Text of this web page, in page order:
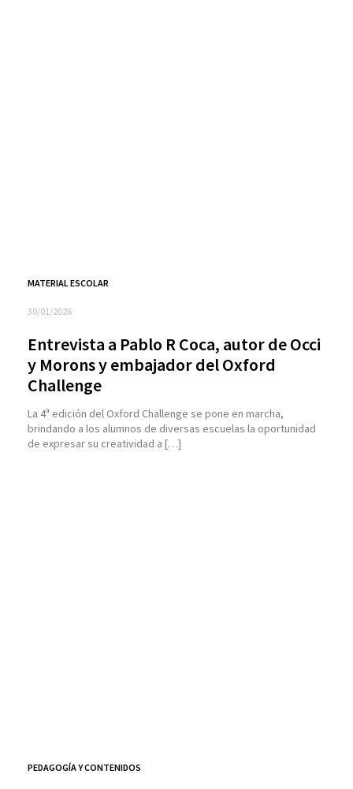
MATERIAL ESCOLAR
30/01/2026
Entrevista a Pablo R Coca, autor de Occi
y Morons y embajador del Oxford
Challenge
La 4ª edición del Oxford Challenge se pone en marcha,
brindando a los alumnos de diversas escuelas la oportunidad
de expresar su creatividad a […]
PEDAGOGÍA Y CONTENIDOS